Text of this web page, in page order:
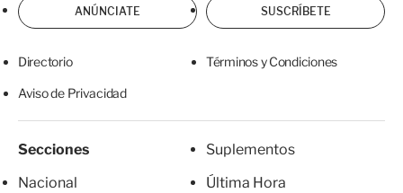
ANÚNCIATE SUSCRÍBETE
Directorio Términos y Condiciones
Aviso de Privacidad
Secciones
Nacional
Suplementos
Última Hora